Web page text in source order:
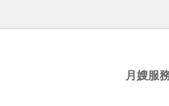
月嫂服